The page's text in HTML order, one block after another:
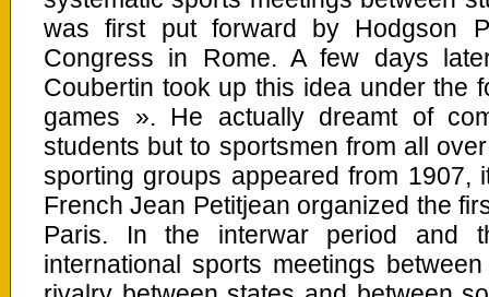
was first put forward by Hodgson
Congress in Rome. A few days
Coubertin took up this idea under the
games ». He actually dreamt of
students but to sportsmen from all
sporting groups appeared from 1907,
French Jean Petitjean organized the
Paris. In the interwar period and
international sports meetings